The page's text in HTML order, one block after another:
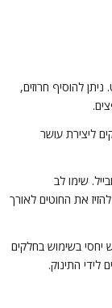
להוסיף חרוזים,
מספיקים ליצירת עושר
שימו לב
את החוטים לאורך
בשימוש בחלקים
התינוק.